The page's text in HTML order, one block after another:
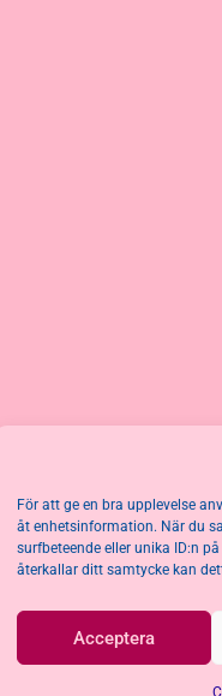
För att ge en bra upplevelse
åt enhetsinformation. När du
surfbeteende eller unika ID:n
återkallar ditt samtycke kan
Acceptera